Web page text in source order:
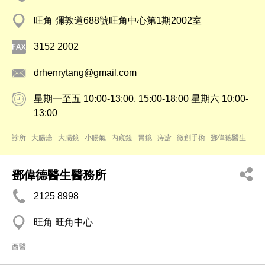
旺角 彌敦道688號旺角中心第1期2002室
3152 2002
drhenrytang@gmail.com
星期一至五 10:00-13:00, 15:00-18:00 星期六 10:00-
13:00
診所 大腸癌 大腸鏡 小腸氣 內窺鏡 胃鏡 痔瘡 微創手術 鄧偉德醫生
鄧偉德醫生醫務所
2125 8998
旺角 旺角中心
西醫